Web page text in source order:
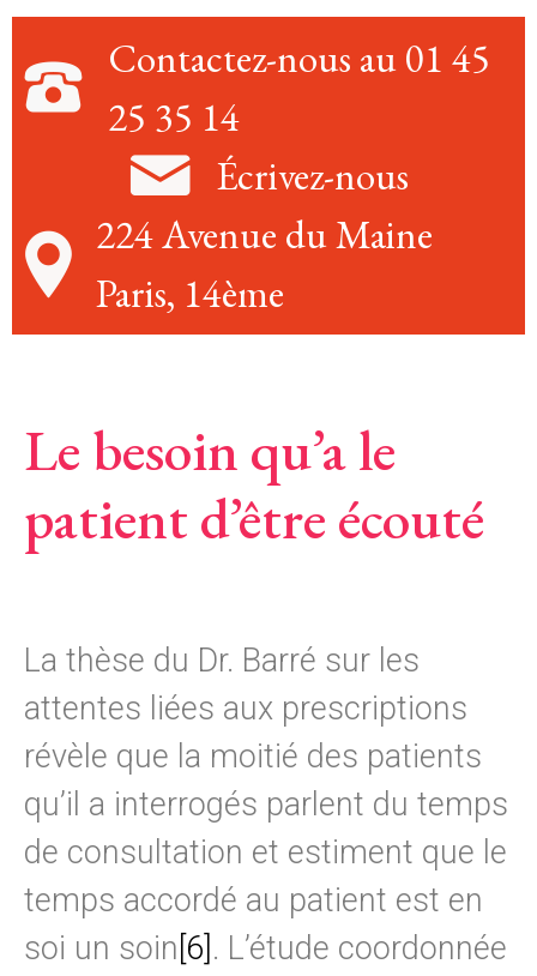
Contactez-nous au 01 45
25 35 14
Écrivez-nous
224 Avenue du Maine
Paris, 14ème
Le besoin qu’a le
patient d’être écouté
La thèse du Dr. Barré sur les
attentes liées aux prescriptions
révèle que la moitié des patients
qu’il a interrogés parlent du temps
de consultation et estiment que le
temps accordé au patient est en
soi un soin [6] . L’étude coordonnée